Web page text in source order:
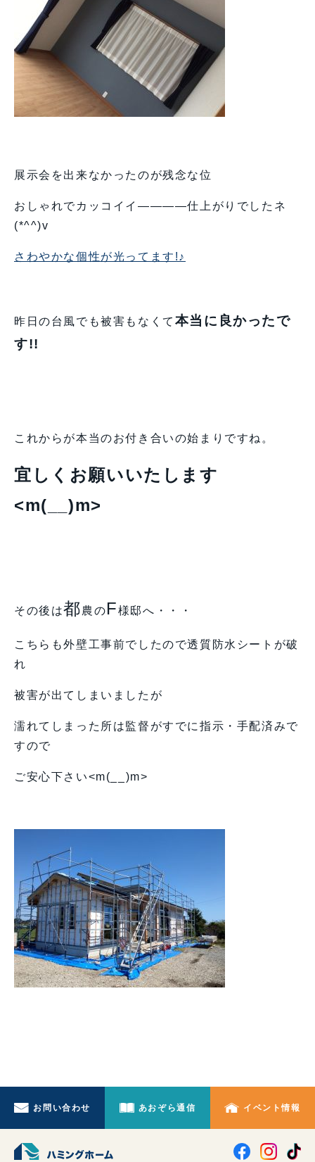
展示会を出来なかったのが残念な位
おしゃれでカッコイイ————仕上がりでしたネ
(*^^)v
さわやかな個性が光ってます!♪
昨日の台風でも被害もなくて 本当に良かったで
す!!
これからが本当のお付き合いの始まりですね。
宜しくお願いいたします
<m(__)m>
その後は都農のF様邸へ・・・
こちらも外壁工事前でしたので透質防水シートが破
れ
被害が出てしまいましたが
濡れてしまった所は監督がすでに指示・手配済みで
すので
ご安心下さい<m(__)m>
お問い合わせ あおぞら通信 イベント情報